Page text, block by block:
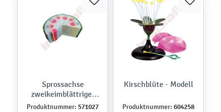
Sprossachse
zweikeimblättriger
Pflanzen - Modell
Produktnummer: 571027
Kirschblüte - Modell
Produktnummer: 604258